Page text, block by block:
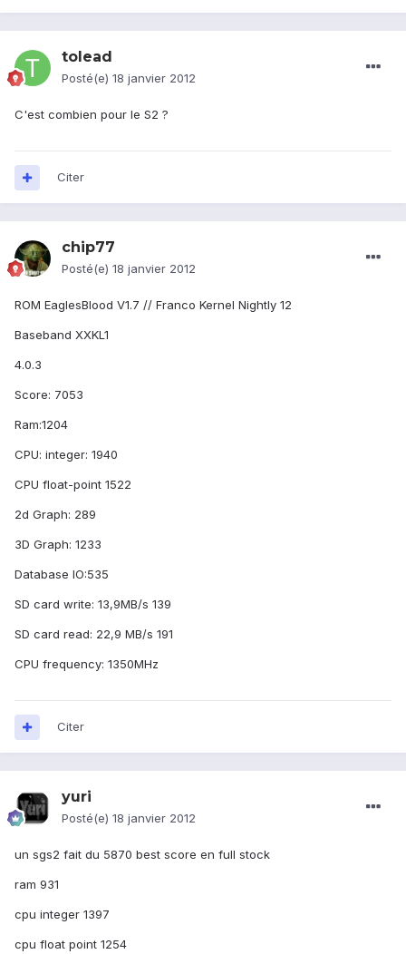
tolead
Posté(e) 18 janvier 2012
C'est combien pour le S2 ?
Citer
chip77
Posté(e) 18 janvier 2012
ROM EaglesBlood V1.7 // Franco Kernel Nightly 12
Baseband XXKL1
4.0.3
Score: 7053
Ram:1204
CPU: integer: 1940
CPU float-point 1522
2d Graph: 289
3D Graph: 1233
Database IO:535
SD card write: 13,9MB/s 139
SD card read: 22,9 MB/s 191
CPU frequency: 1350MHz
Citer
yuri
Posté(e) 18 janvier 2012
un sgs2 fait du 5870 best score en full stock
ram 931
cpu integer 1397
cpu float point 1254